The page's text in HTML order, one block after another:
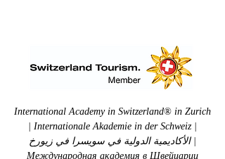
International Academy in Switzerland® in Zurich
| Internationale Akademie in der Schweiz |
الأكاديمية الدولية في سويسرا في زيورخ |
Международная академия в Швейцарии